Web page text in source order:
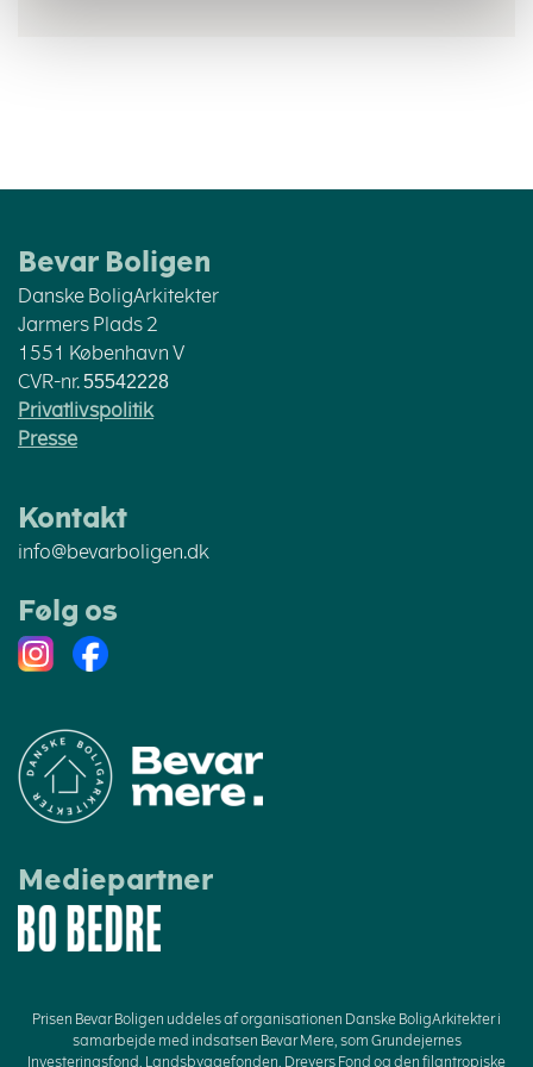
Bevar Boligen
Danske BoligArkitekter
Jarmers Plads 2
1551 København V
CVR-nr.55542228
Privatlivspolitik
Presse
Kontakt
info@bevarboligen.dk
Følg os
InstagramFacebook
Mediepartner
Prisen Bevar Boligen uddeles af organisationen Danske BoligArkitekter i
samarbejde med indsatsen Bevar Mere, som Grundejernes
Investeringsfond, Landsbyggefonden, Dreyers Fond og den filantropiske